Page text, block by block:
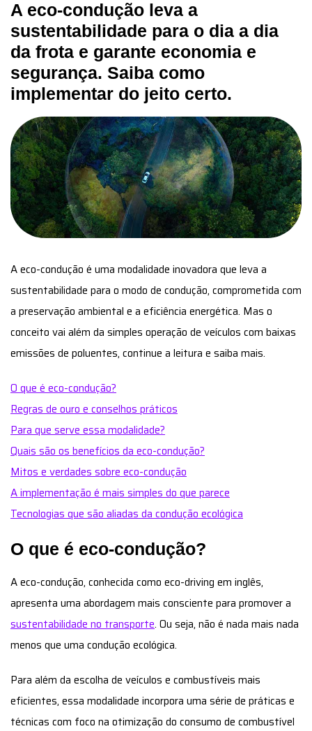
A eco-condução leva a
sustentabilidade para o dia a dia
da frota e garante economia e
segurança. Saiba como
implementar do jeito certo.
A eco-condução é uma modalidade inovadora que leva a
sustentabilidade para o modo de condução, comprometida com
a preservação ambiental e a eficiência energética. Mas o
conceito vai além da simples operação de veículos com baixas
emissões de poluentes, continue a leitura e saiba mais.
O que é eco-condução?
Regras de ouro e conselhos práticos
Para que serve essa modalidade?
Quais são os benefícios da eco-condução?
Mitos e verdades sobre eco-condução
A implementação é mais simples do que parece
Tecnologias que são aliadas da condução ecológica
O que é eco-condução?
A eco-condução, conhecida como eco-driving em inglês,
apresenta uma abordagem mais consciente para promover a
sustentabilidade no transporte. Ou seja, não é nada mais nada
menos que uma condução ecológica.
Para além da escolha de veículos e combustíveis mais
eficientes, essa modalidade incorpora uma série de práticas e
técnicas com foco na otimização do consumo de combustível